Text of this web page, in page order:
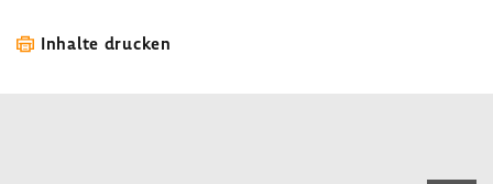
Inhalte drucken